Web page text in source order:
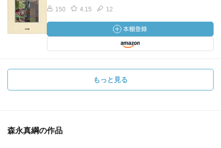
150 4.15 12
もっと見る
森永真綱の作品